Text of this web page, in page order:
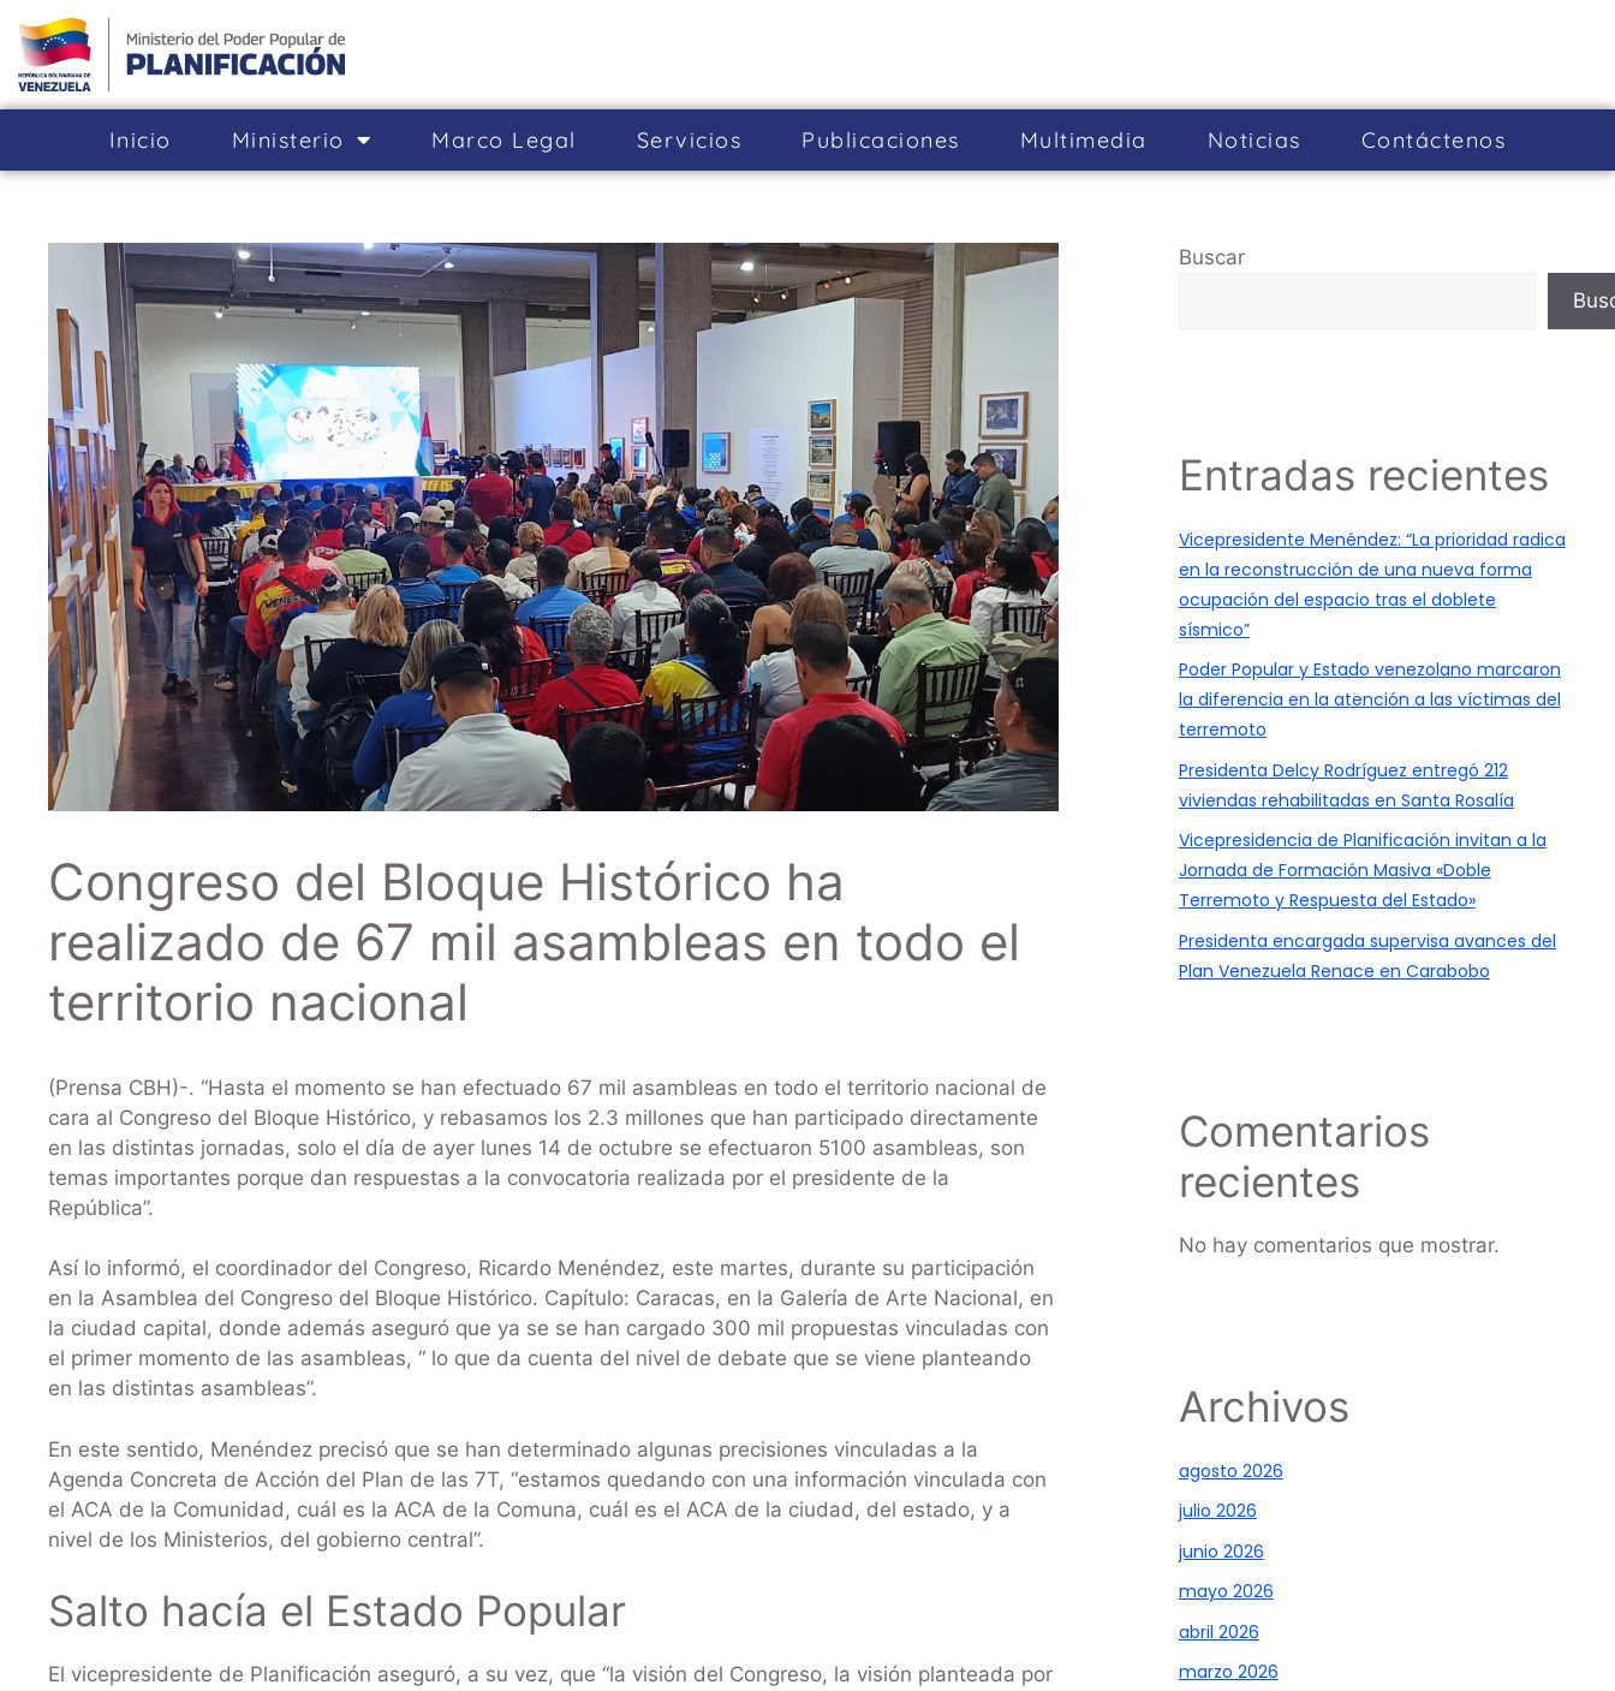
Inicio Ministerio Marco Legal Servicios Publicaciones Multimedia Noticias Cont­áctenos
Congreso del Bloque Histórico ha
realizado de 67 mil asambleas en todo el
territorio nacional
(Prensa CBH)-. “Hasta el momento se han efectuado 67 mil asambleas en todo el territorio nacional de
cara al Congreso del Bloque Histórico, y rebasamos los 2.3 millones que han participado directamente
en las distintas jornadas, solo el día de ayer lunes 14 de octubre se efectuaron 5100 asambleas, son
temas importantes porque dan respuestas a la convocatoria realizada por el presidente de la
República”.
Así lo informó, el coordinador del Congreso, Ricardo Menéndez, este martes, durante su participación
en la Asamblea del Congreso del Bloque Histórico. Capítulo: Caracas, en la Galería de Arte Nacional, en
la ciudad capital, donde además aseguró que ya se se han cargado 300 mil propuestas vinculadas con
el primer momento de las asambleas, “ lo que da cuenta del nivel de debate que se viene planteando
en las distintas asambleas”.
En este sentido, Menéndez precisó que se han determinado algunas precisiones vinculadas a la
Agenda Concreta de Acción del Plan de las 7T, “estamos quedando con una información vinculada con
el ACA de la Comunidad, cuál es la ACA de la Comuna, cuál es el ACA de la ciudad, del estado, y a
nivel de los Ministerios, del gobierno central”.
Salto hacía el Estado Popular
El vicepresidente de Planificación aseguró, a su vez, que “la visión del Congreso, la visión planteada por
Buscar
Entradas recientes
Vicepresidente Menéndez: “La prioridad radica
en la reconstrucción de una nueva forma
ocupación del espacio tras el doblete
sísmico”
Poder Popular y Estado venezolano marcaron
la diferencia en la atención a las víctimas del
terremoto
Presidenta Delcy Rodríguez entregó 212
viviendas rehabilitadas en Santa Rosalía
Vicepresidencia de Planificación invitan a la
Jornada de Formación Masiva «Doble
Terremoto y Respuesta del Estado»
Presidenta encargada supervisa avances del
Plan Venezuela Renace en Carabobo
Comentarios
recientes
No hay comentarios que mostrar.
Archivos
agosto 2026
julio 2026
junio 2026
mayo 2026
abril 2026
marzo 2026